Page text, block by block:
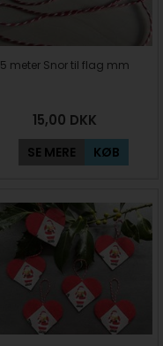
5 meter Snor til flag mm
15,00 DKK
SE MERE KØB